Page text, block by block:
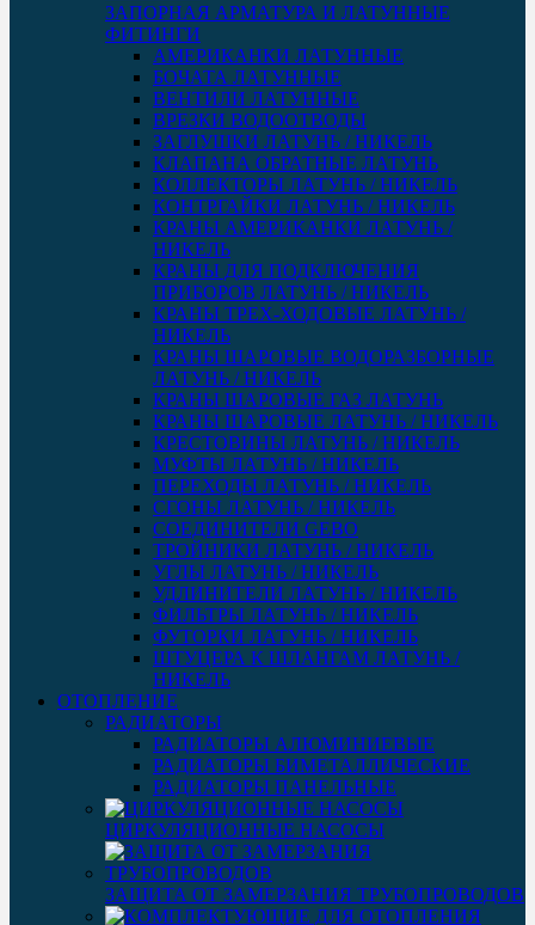
ЗАПОРНАЯ АРМАТУРА И ЛАТУННЫЕ
ФИТИНГИ
АМЕРИКАНКИ ЛАТУННЫЕ
БОЧАТА ЛАТУННЫЕ
ВЕНТИЛИ ЛАТУННЫЕ
ВРЕЗКИ ВОДООТВОДЫ
ЗАГЛУШКИ ЛАТУНЬ / НИКЕЛЬ
КЛАПАНА ОБРАТНЫЕ ЛАТУНЬ
КОЛЛЕКТОРЫ ЛАТУНЬ / НИКЕЛЬ
КОНТРГАЙКИ ЛАТУНЬ / НИКЕЛЬ
КРАНЫ АМЕРИКАНКИ ЛАТУНЬ /
НИКЕЛЬ
КРАНЫ ДЛЯ ПОДКЛЮЧЕНИЯ
ПРИБОРОВ ЛАТУНЬ / НИКЕЛЬ
КРАНЫ ТРЕХ-ХОДОВЫЕ ЛАТУНЬ /
НИКЕЛЬ
КРАНЫ ШАРОВЫЕ ВОДОРАЗБОРНЫЕ
ЛАТУНЬ / НИКЕЛЬ
КРАНЫ ШАРОВЫЕ ГАЗ ЛАТУНЬ
КРАНЫ ШАРОВЫЕ ЛАТУНЬ / НИКЕЛЬ
КРЕСТОВИНЫ ЛАТУНЬ / НИКЕЛЬ
МУФТЫ ЛАТУНЬ / НИКЕЛЬ
ПЕРЕХОДЫ ЛАТУНЬ / НИКЕЛЬ
СГОНЫ ЛАТУНЬ / НИКЕЛЬ
СОЕДИНИТЕЛИ GEBO
ТРОЙНИКИ ЛАТУНЬ / НИКЕЛЬ
УГЛЫ ЛАТУНЬ / НИКЕЛЬ
УДЛИНИТЕЛИ ЛАТУНЬ / НИКЕЛЬ
ФИЛЬТРЫ ЛАТУНЬ / НИКЕЛЬ
ФУТОРКИ ЛАТУНЬ / НИКЕЛЬ
ШТУЦЕРА К ШЛАНГАМ ЛАТУНЬ /
НИКЕЛЬ
ОТОПЛЕНИЕ
РАДИАТОРЫ
РАДИАТОРЫ АЛЮМИНИЕВЫЕ
РАДИАТОРЫ БИМЕТАЛЛИЧЕСКИЕ
РАДИАТОРЫ ПАНЕЛЬНЫЕ
ЦИРКУЛЯЦИОННЫЕ НАСОСЫ
ЗАЩИТА ОТ ЗАМЕРЗАНИЯ ТРУБОПРОВОДОВ